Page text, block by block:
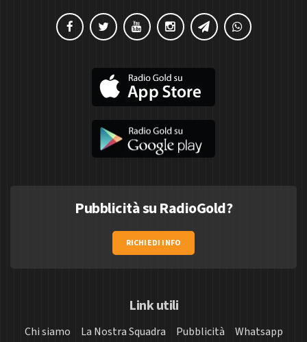
Pubblicità su RadioGold?
RICHIEDI INFO
Link utili
Chi siamo La Nostra Squadra Pubblicità
Whatsapp